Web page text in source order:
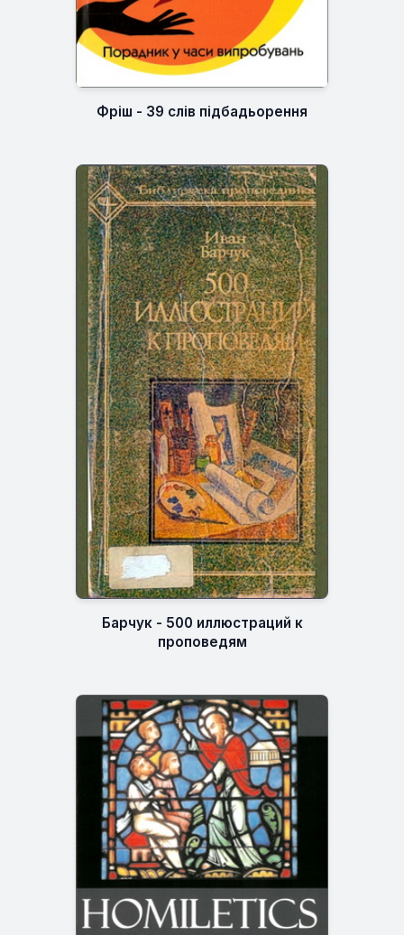
Фріш - 39 слів підбадьорення
Барчук - 500 иллюстраций к
проповедям